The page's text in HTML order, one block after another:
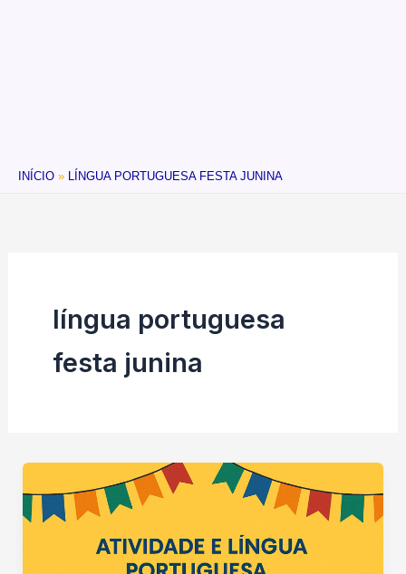
INÍCIO LÍNGUA PORTUGUESA FESTA JUNINA
língua portuguesa
festa junina